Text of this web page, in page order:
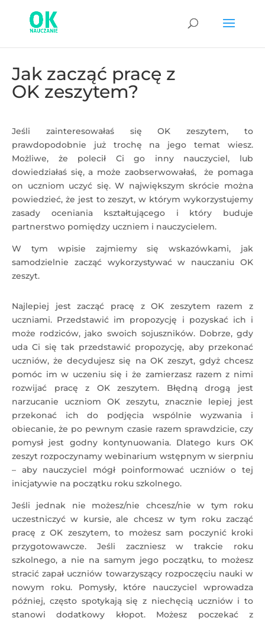
Jak zacząć pracę z
OK zeszytem?
Jeśli zainteresowałaś się OK zeszytem, to
prawdopodobnie już trochę na jego temat wiesz.
Możliwe, że polecił Ci go inny nauczyciel, lub
dowiedziałaś się, a może zaobserwowałaś, że pomaga
on uczniom uczyć się. W największym skrócie można
powiedzieć, że jest to zeszyt, w którym wykorzystujemy
zasady oceniania kształtującego i który buduje
partnerstwo pomiędzy uczniem i nauczycielem.
W tym wpisie zajmiemy się wskazówkami, jak
samodzielnie zacząć wykorzystywać w nauczaniu OK
zeszyt.
Najlepiej jest zacząć pracę z OK zeszytem razem z
uczniami. Przedstawić im propozycję i pozyskać ich i
może rodziców, jako swoich sojuszników. Dobrze, gdy
uda Ci się tak przedstawić propozycję, aby przekonać
uczniów, że decydujesz się na OK zeszyt, gdyż chcesz
pomóc im w uczeniu się i że zamierzasz razem z nimi
rozwijać pracę z OK zeszytem. Błędną drogą jest
narzucanie uczniom OK zeszytu, znacznie lepiej jest
przekonać ich do podjęcia wspólnie wyzwania i
obiecanie, że po pewnym czasie razem sprawdzicie, czy
pomysł jest godny kontynuowania. Dlatego kurs OK
zeszyt rozpoczynamy webinarium wstępnym w sierpniu
– aby nauczyciel mógł poinformować uczniów o tej
inicjatywie na początku roku szkolnego.
Jeśli jednak nie możesz/nie chcesz/nie w tym roku
uczestniczyć w kursie, ale chcesz w tym roku zacząć
pracę z OK zeszytem, to możesz sam poczynić kroki
przygotowawcze. Jeśli zaczniesz w trakcie roku
szkolnego, a nie na samym jego początku, to możesz
stracić zapał uczniów towarzyszący rozpoczęciu nauki w
nowym roku. Pomysły, które nauczyciel wprowadza
później, często spotykają się z niechęcią uczniów i to
stanowi dodatkowy kłopot. Możesz poczekać z